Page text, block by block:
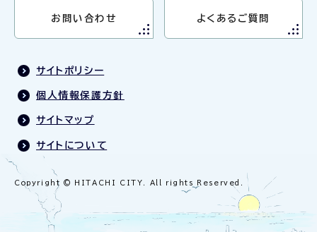
お問い合わせ よくあるご質問
サイトポリシー
個人情報保護方針
サイトマップ
サイトについて
Copyright © HITACHI CITY. All rights Reserved.